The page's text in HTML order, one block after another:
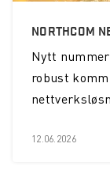
NORTHCOM
Nytt
robust
12.06.2026